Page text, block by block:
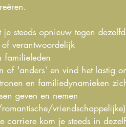
steeds opnieuw tegen
verantwoordelijk
familieleden
of 'anders' en vind het lastig
en familiedynamieken
geven en nemen
kom je steeds in